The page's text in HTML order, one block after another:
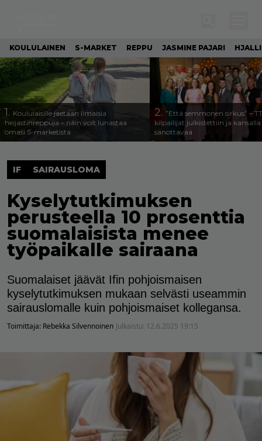
KOULULAINEN S-MARKET REPPU JASMINE PAJARI
1. Koululaisille jaetaan ilmaisia
heijastinreppuja – näin voit lunastaa
omasi S-marketista
2. ”Että semmonen sirkus” –
kilpailijat julkistettiin ja
sanottavaa
IF SAIRAUSLOMA
Kyselytutkimuksen
perusteella 10 prosenttia
suomalaisista menee
työpaikalle sairaana
Suomalaiset jäävät Ifin pohjoismaisen
kyselytutkimuksen mukaan selvästi useammin
sairauslomalle kuin pohjoismaiset kollegansa.
Toimittaja: Rebekka Silvennoinen Julkaistu: 12.6.2025 19:15